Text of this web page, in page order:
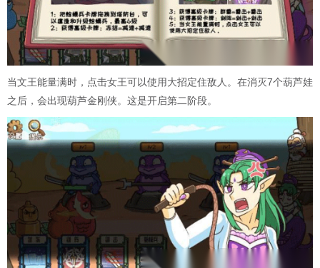
当文王能量满时，点击女王可以使用大招定住敌人。在消灭7个葫芦娃
之后，会出现葫芦金刚侠。这是开启第二阶段。